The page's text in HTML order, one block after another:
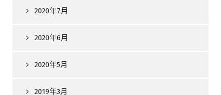
2020年7月
2020年6月
2020年5月
2019年3月